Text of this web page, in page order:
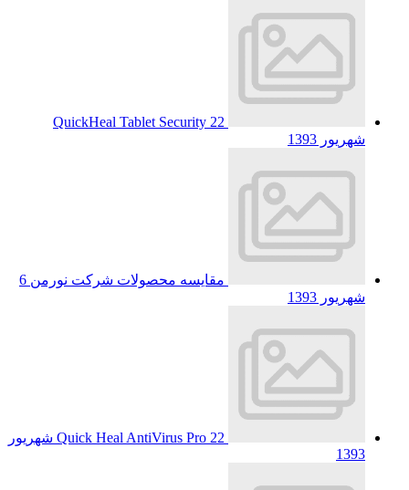
QuickHeal Tablet Security 22
شهریور 1393
مقایسه محصولات شرکت نورمن 6
شهریور 1393
Quick Heal AntiVirus Pro 22 شهریور
1393